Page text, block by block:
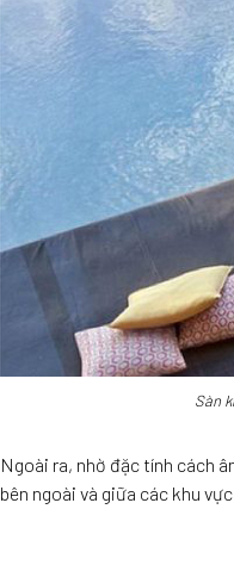
Sàn
Ngoài ra, nhờ đặc tính cách
bên ngoài và giữa các khu